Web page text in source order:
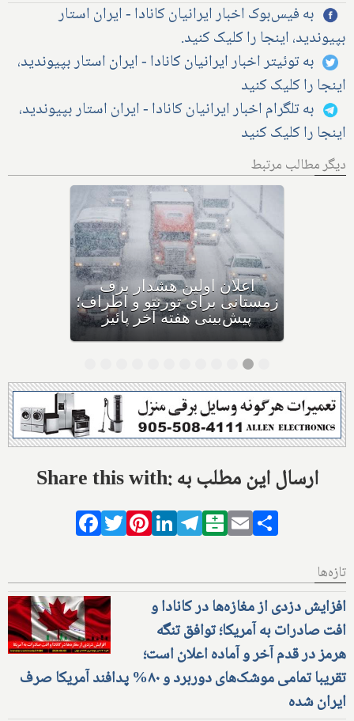
به فیس‌بوک اخبار ایرانیان کانادا - ایران استار
بپیوندید، اینجا را کلیک کنید.
به توئیتر اخبار ایرانیان کانادا - ایران استار بپیوندید،
اینجا را کلیک کنید
به تلگرام اخبار ایرانیان کانادا - ایران استار بپیوندید،
اینجا را کلیک کنید
دیگر مطالب مرتبط
اولین بارش برف سنگین
زمستانی، مونترال و شرق
کانادا را در نوردید
Share this with: ارسال این مطلب به
Facebook
TwitterPinterestLinkedIn
Telegram
Balatarin
Email
تازه‌ها
افزایش دزدی از مغازه‌ها در کانادا و
افت صادرات به آمریکا؛ توافق تنگه
هرمز در قدم آخر و آماده اعلان است؛
تقریبا تمامی موشک‌های دوربرد و ۸۰% پدافند آمریکا صرف
ایران شده